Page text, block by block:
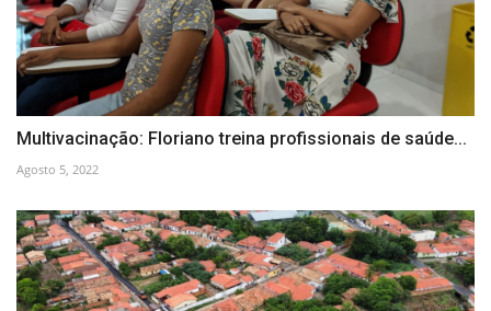
Multivacinação: Floriano treina profissionais de saúde...
Agosto 5, 2022